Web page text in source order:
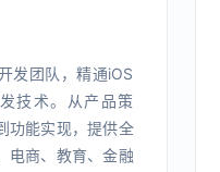
发团队，精通iOS
技术。从产品策
功能实现，提供全
电商、教育、金融